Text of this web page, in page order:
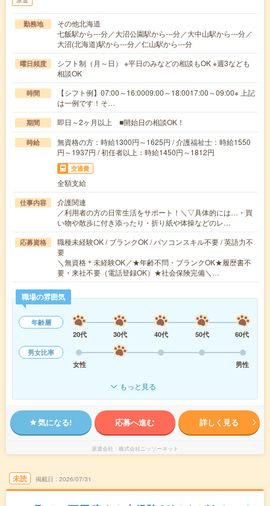
勤務地
その他北海道
七飯駅から---分／大沼公園駅から---分／大中山駅から---分／
大沼(北海道)駅から---分／仁山駅から---分
曜日頻度
シフト制（月～日） ※平日のみなどの相談もOK ※週3なども
相談OK
時間
【シフト例】07:00～16:0009:00～18:0017:00～09:00※ 上記
は一例です！そ…
期間 即日～2ヶ月以上 ■開始日の相談OK！
時給
無資格の方：時給1300円～1625円 / 介護福祉士：時給1550
円～1937円 / 初任者以上：時給1450円～1812円
交通費
全額支給
仕事内容
介護関連
／利用者の方の日常生活をサポート！＼▽具体的には…・買
い物や散歩に付き添ったり・折り紙や体操などのレ…
応募資格
職種未経験OK / ブランクOK / パソコンスキル不要 / 英語力不
要
＼無資格＊未経験OK／★年齢不問・ブランクOK★履歴書不
要・来社不要（電話登録OK）★社会保険完備＼…
職場の雰囲気
年齢層
20代
30代 40代 50代
60代
男女比率
女性
男性
もっと見る
気になる! 応募へ進む 詳しく見る
派遣会社 株式会社ニッソーネット
未読 掲載日 2026/07/31